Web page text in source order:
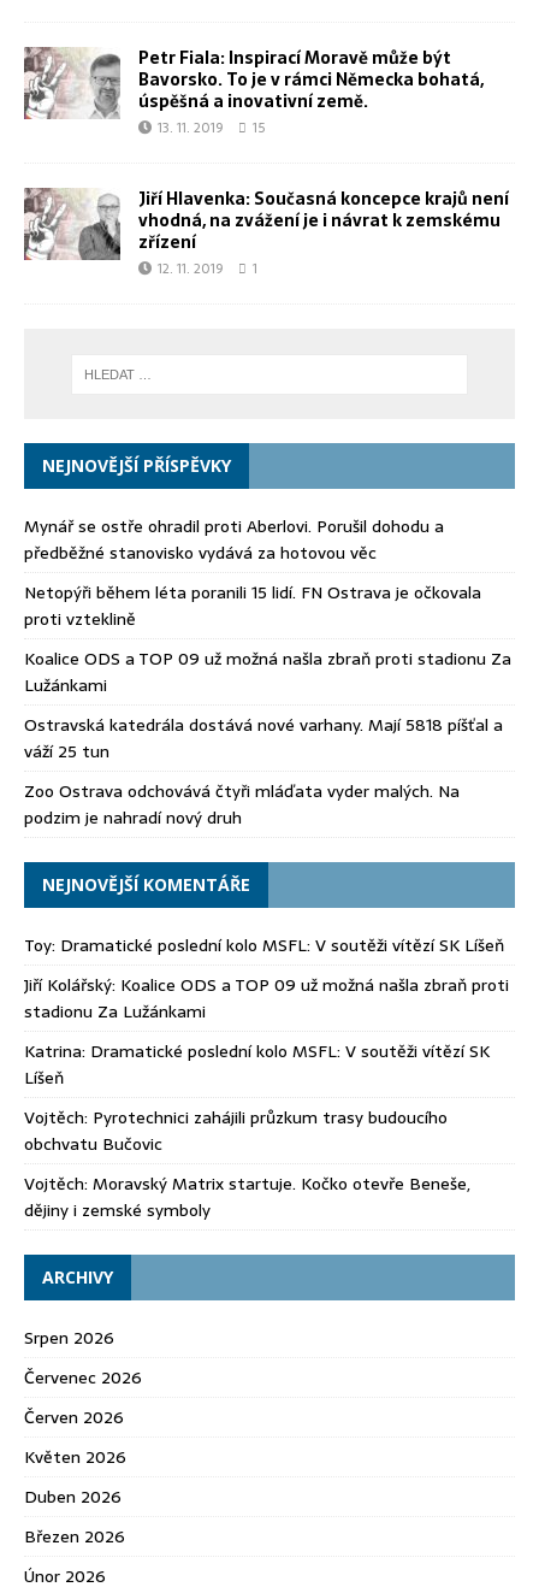
Petr Fiala: Inspirací Moravě může být
Bavorsko. To je v rámci Německa bohatá,
úspěšná a inovativní země.
13. 11. 2019 15
Jiří Hlavenka: Současná koncepce krajů není
vhodná, na zvážení je i návrat k zemskému
zřízení
12. 11. 2019 1
NEJNOVĚJŠÍ PŘÍSPĚVKY
Mynář se ostře ohradil proti Aberlovi. Porušil dohodu a
předběžné stanovisko vydává za hotovou věc
Netopýři během léta poranili 15 lidí. FN Ostrava je očkovala
proti vzteklině
Koalice ODS a TOP 09 už možná našla zbraň proti stadionu Za
Lužánkami
Ostravská katedrála dostává nové varhany. Mají 5818 píšťal a
váží 25 tun
Zoo Ostrava odchovává čtyři mláďata vyder malých. Na
podzim je nahradí nový druh
NEJNOVĚJŠÍ KOMENTÁŘE
Toy: Dramatické poslední kolo MSFL: V soutěži vítězí SK Líšeň
Jiří Kolářský: Koalice ODS a TOP 09 už možná našla zbraň proti
stadionu Za Lužánkami
Katrina: Dramatické poslední kolo MSFL: V soutěži vítězí SK
Líšeň
Vojtěch: Pyrotechnici zahájili průzkum trasy budoucího
obchvatu Bučovic
Vojtěch: Moravský Matrix startuje. Kočko otevře Beneše,
dějiny i zemské symboly
ARCHIVY
Srpen 2026
Červenec 2026
Červen 2026
Květen 2026
Duben 2026
Březen 2026
Únor 2026